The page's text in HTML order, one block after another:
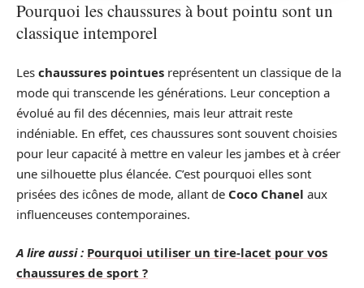
Pourquoi les chaussures à bout pointu sont un
classique intemporel
Les chaussures pointues représentent un classique de la
mode qui transcende les générations. Leur conception a
évolué au fil des décennies, mais leur attrait reste
indéniable. En effet, ces chaussures sont souvent choisies
pour leur capacité à mettre en valeur les jambes et à créer
une silhouette plus élancée. C’est pourquoi elles sont
prisées des icônes de mode, allant de Coco Chanel aux
influenceuses contemporaines.
A lire aussi : Pourquoi utiliser un tire-lacet pour vos
chaussures de sport ?